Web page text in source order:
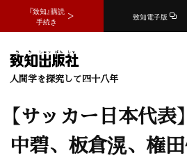
『致知』購読
手続き
致知電子版
人間学を探究して四十八年
【サッカー日本代表
中碧、板倉滉、権